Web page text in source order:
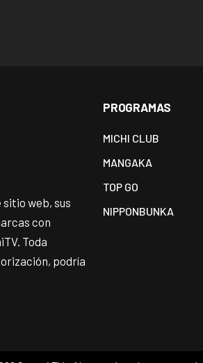
sitio web, sus
con
Toda
podría
PROGRAMAS
MICHI CLUB
MANGAKA
TOP GO
NIPPONBUNKA